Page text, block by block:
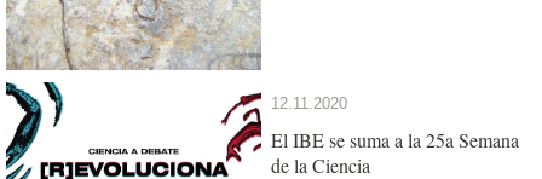
12.11.2020
El IBE se suma a la 25a Semana
de la Ciencia